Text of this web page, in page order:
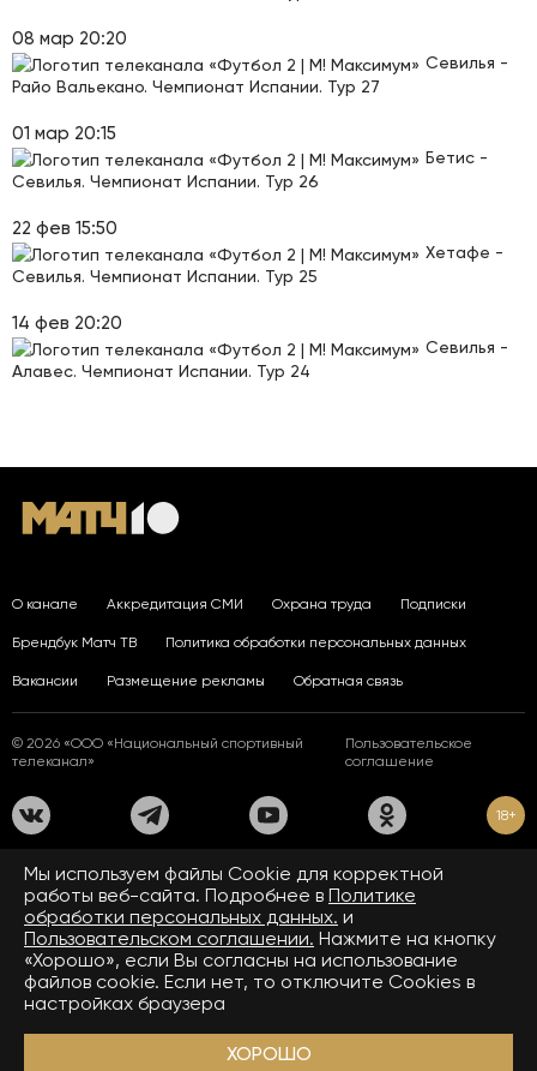
08 мар 20:20
Севилья -
Райо Вальекано. Чемпионат Испании. Тур 27
01 мар 20:15
Бетис -
Севилья. Чемпионат Испании. Тур 26
22 фев 15:50
Хетафе -
Севилья. Чемпионат Испании. Тур 25
14 фев 20:20
Севилья -
Алавес. Чемпионат Испании. Тур 24
О канале Аккредитация СМИ Охрана труда Подписки
Брендбук Матч ТВ Политика обработки персональных данных
Вакансии Размещение рекламы Обратная связь
© 2026 «ООО «Национальный спортивный
телеканал»
Пользовательское
соглашение
18+
На сайте применяются рекомендательные технологии. Подробнее
Правилах применения рекомендательных технологий.
Средство массовой информации сетевое издание «www.matchtv.ru»
зарегистрировано Федеральной службой по надзору в сфере связи,
информационных технологий и массовых коммуникаций (Роскомнадзор).
Свидетельство о регистрации средства массовой информации ЭЛ № ФС 77 - 72390
от 28.02.2018. Название — www.matchtv.ru.
Учредитель (соучредители) СМИ сетевого издания «www.matchtv.ru»: ООО
«Национальный спортивный телеканал», главный редактор СМИ сетевого издания
сетевого издания «www.matchtv.ru»:matchtv@matchtv.ru
Мы используем файлы Сookie для корректной
работы веб-сайта. Подробнее в Политике
обработки персональных данных. и
Пользовательском соглашении. Нажмите на кнопку
«Хорошо», если Вы согласны на использование
файлов cookie. Если нет, то отключите Cookies в
настройках браузера
ХОРОШО